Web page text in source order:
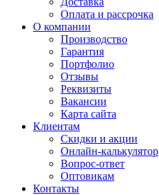
Оплата и рассрочка
О компании
Производство
Гарантия
Портфолио
Отзывы
Реквизиты
Вакансии
Карта сайта
Клиентам
Скидки и акции
Онлайн-калькулятор
Вопрос-ответ
Оптовикам
Контакты